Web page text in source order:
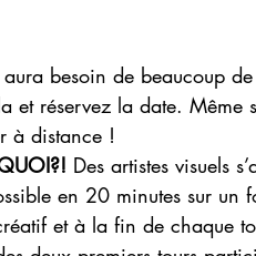
aura besoin de beaucoup
et réservez la date. Même
à distance !
Des artistes visuels
en 20 minutes sur un
et à la fin de chaque